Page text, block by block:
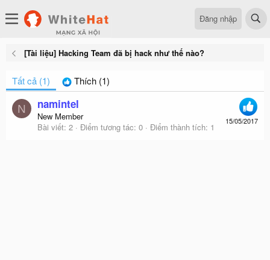
Đăng nhập
[Tài liệu] Hacking Team đã bị hack như thế nào?
Tất cả (1) Thích (1)
N
15/05/2017
namintel
New Member
Bài viết 2 Điểm tương tác 0 Điểm thành tích 1